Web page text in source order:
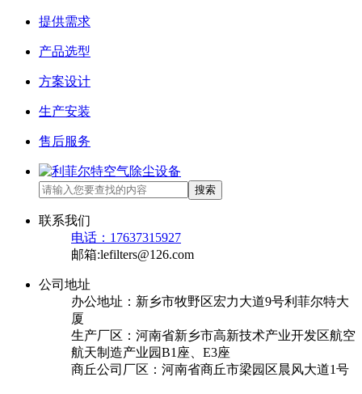
提供需求
产品选型
方案设计
生产安装
售后服务
搜索
联系我们
电话：17637315927
邮箱:lefilters@126.com
公司地址
办公地址：新乡市牧野区宏力大道9号利菲尔特大
厦
生产厂区：河南省新乡市高新技术产业开发区航空
航天制造产业园B1座、E3座
商丘公司厂区：河南省商丘市梁园区晨风大道1号